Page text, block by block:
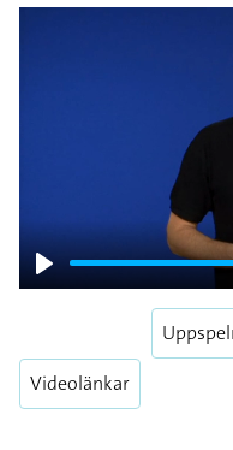
Play
Videolänkar